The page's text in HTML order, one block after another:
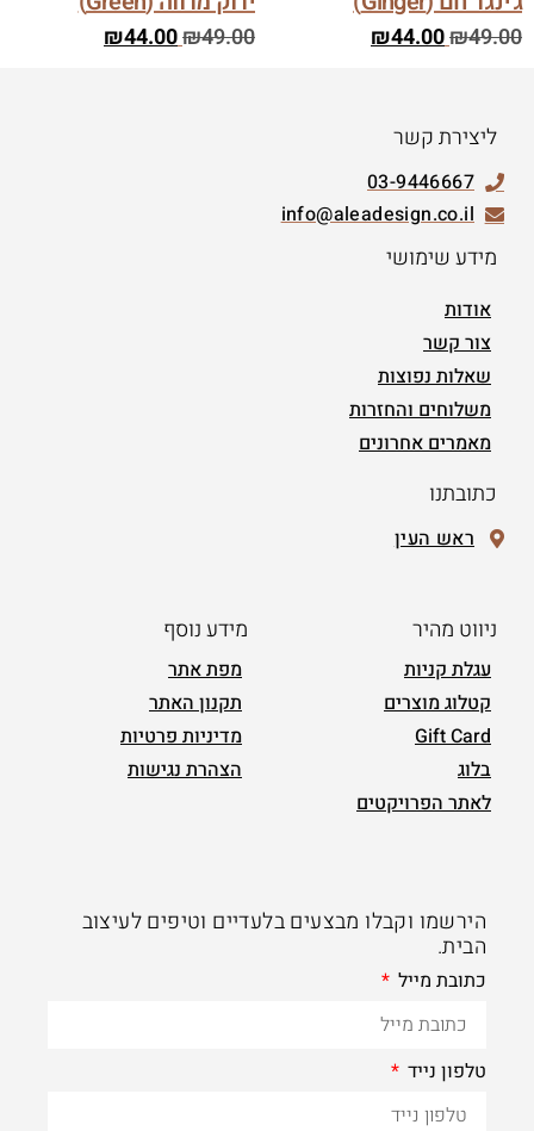
₪49.00
₪44.00
₪49.00
₪44.00
ליצירת קשר
03-9446667
info@aleadesign.co.il
מידע שימושי
אודות
צור קשר
שאלות נפוצות
משלוחים והחזרות
מאמרים אחרונים
כתובתנו
ראש העין
ניווט מהיר
עגלת קניות
קטלוג מוצרים
Gift Card
בלוג
לאתר הפרויקטים
מידע נוסף
מפת אתר
תקנון האתר
מדיניות פרטיות
הצהרת נגישות
הירשמו וקבלו מבצעים בלעדיים וטיפים לעיצוב
הבית.
כתובת מייל
טלפון נייד